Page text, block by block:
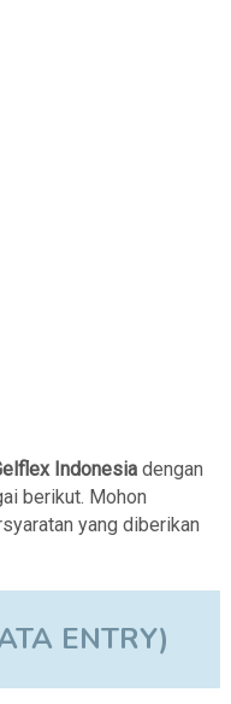
Indonesia dengan
berikut. Mohon
yang diberikan
ENTRY)